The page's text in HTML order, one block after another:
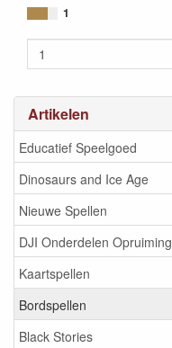
Artikelen
Educatief Speelgoed
Dinosaurs and Ice Age
Nieuwe Spellen
DJI Onderdelen Opruiming
Kaartspellen
Bordspellen
Black Stories
8718026302078
1